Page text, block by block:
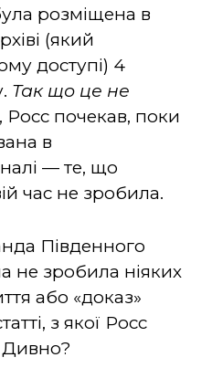
розміщена в
(який
доступі) 4
Так що це не
почекав, поки
в
— те, що
час не зробила.
Південного
не зробила ніяких
або «доказ»
з якої Росс
Дивно?